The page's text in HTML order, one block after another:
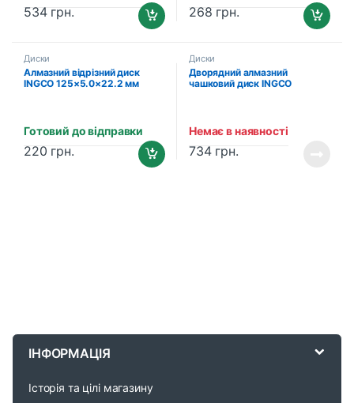
534 грн. 268 грн.
Диски
Алмазний відрізний диск
INGCO 125×5.0×22.2 мм
Готовий до відправки
220 грн.
Диски
Дворядний алмазний
чашковий диск INGCO
Немає в наявності
734 грн.
ІНФОРМАЦІЯ
Історія та цілі магазину